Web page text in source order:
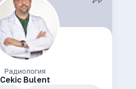
Радиология
Cekic Bulent